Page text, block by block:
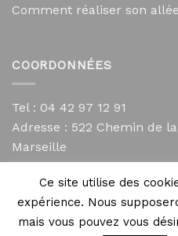
Comment réaliser son
COORDONNÉES
Tel : 04 42 97 12 91
Adresse : 522 Chemin de
Marseille
contact@mycailloux.com
Mentions légales
Ce site utilise des
expérience. Nous
mais vous pouvez vous